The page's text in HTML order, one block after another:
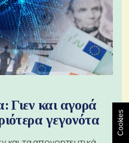
Γιεν και αγορά
γεγονότα
Cookies